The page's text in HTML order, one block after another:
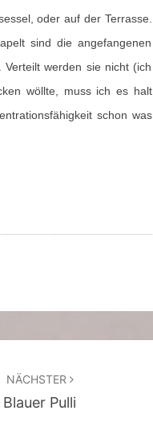
oder auf der Terrasse.
sind die angefangenen
werden sie nicht (ich
wöllte, muss ich es halt
schon was
NÄCHSTER
Blauer Pulli